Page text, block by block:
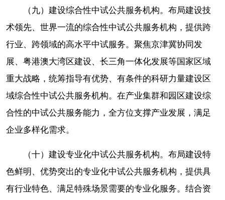
（九）建设综合性中试公共服务机构。布局建设技
术领先、世界一流的综合性中试公共服务机构，提供跨
行业、跨领域的高水平中试服务。聚焦京津冀协同发
展、粤港澳大湾区建设、长三角一体化发展等国家区域
重大战略，统筹指导有优势、有条件的科研力量建设区
域综合性中试公共服务机构。在产业集群和园区建设综
合性的中试公共服务能力，全方位支撑产业发展，满足
企业多样化需求。
（十）建设专业化中试公共服务机构。布局建设特
色鲜明、优势突出的专业化中试公共服务机构，提供具
有行业特色、满足特殊场景需要的专业化服务。结合资